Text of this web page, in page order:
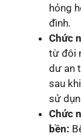
hỏng
đình.
Chức
từ đôi
dư an
sau
sử
Chức
bền: